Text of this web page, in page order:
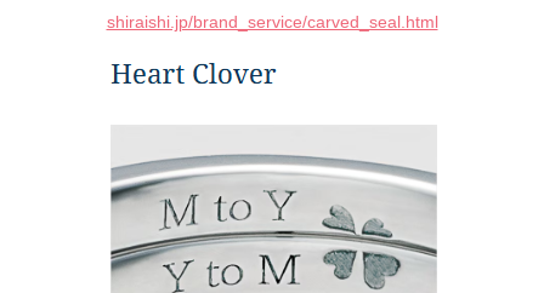
shiraishi.jp/brand_service/carved_seal.html